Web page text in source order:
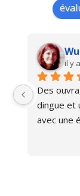
il y
Des
dingue et
avec une